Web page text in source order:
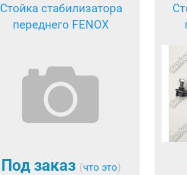
Стойка стабилизатора
переднего FENOX
Под заказ (что это)